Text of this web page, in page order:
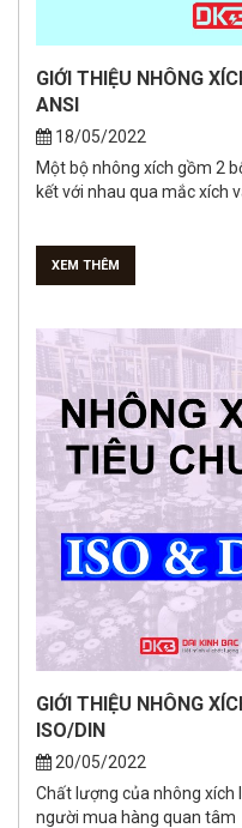
GIỚI THIỆU NHÔNG
ANSI
18/05/2022
Một bộ nhông xích gồm 2
kết với nhau qua mắc xích
XEM THÊM
GIỚI THIỆU NHÔNG
ISO/DIN
20/05/2022
Chất lượng của nhông xích
người mua hàng quan tâm